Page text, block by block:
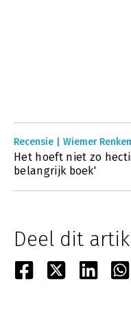
Recensie | Wiemer
Het hoeft niet zo
belangrijk boek'
Deel dit